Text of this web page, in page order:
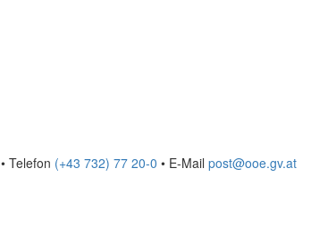
• Telefon (+43 732) 77 20-0 • E-Mail post@ooe.gv.at